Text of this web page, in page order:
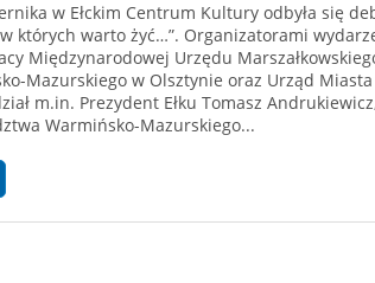
w Ełckim Centrum Kultury odbyła się
których warto żyć…”. Organizatorami
Międzynarodowej Urzędu
Mazurskiego w Olsztynie oraz Urząd Miasta
m.in. Prezydent Ełku Tomasz
Warmińsko-Mazurskiego...